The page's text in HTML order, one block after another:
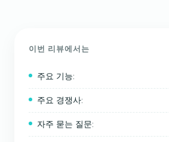
이번 리뷰에서는
주요 기능:
주요 경쟁사:
자주 묻는 질문: